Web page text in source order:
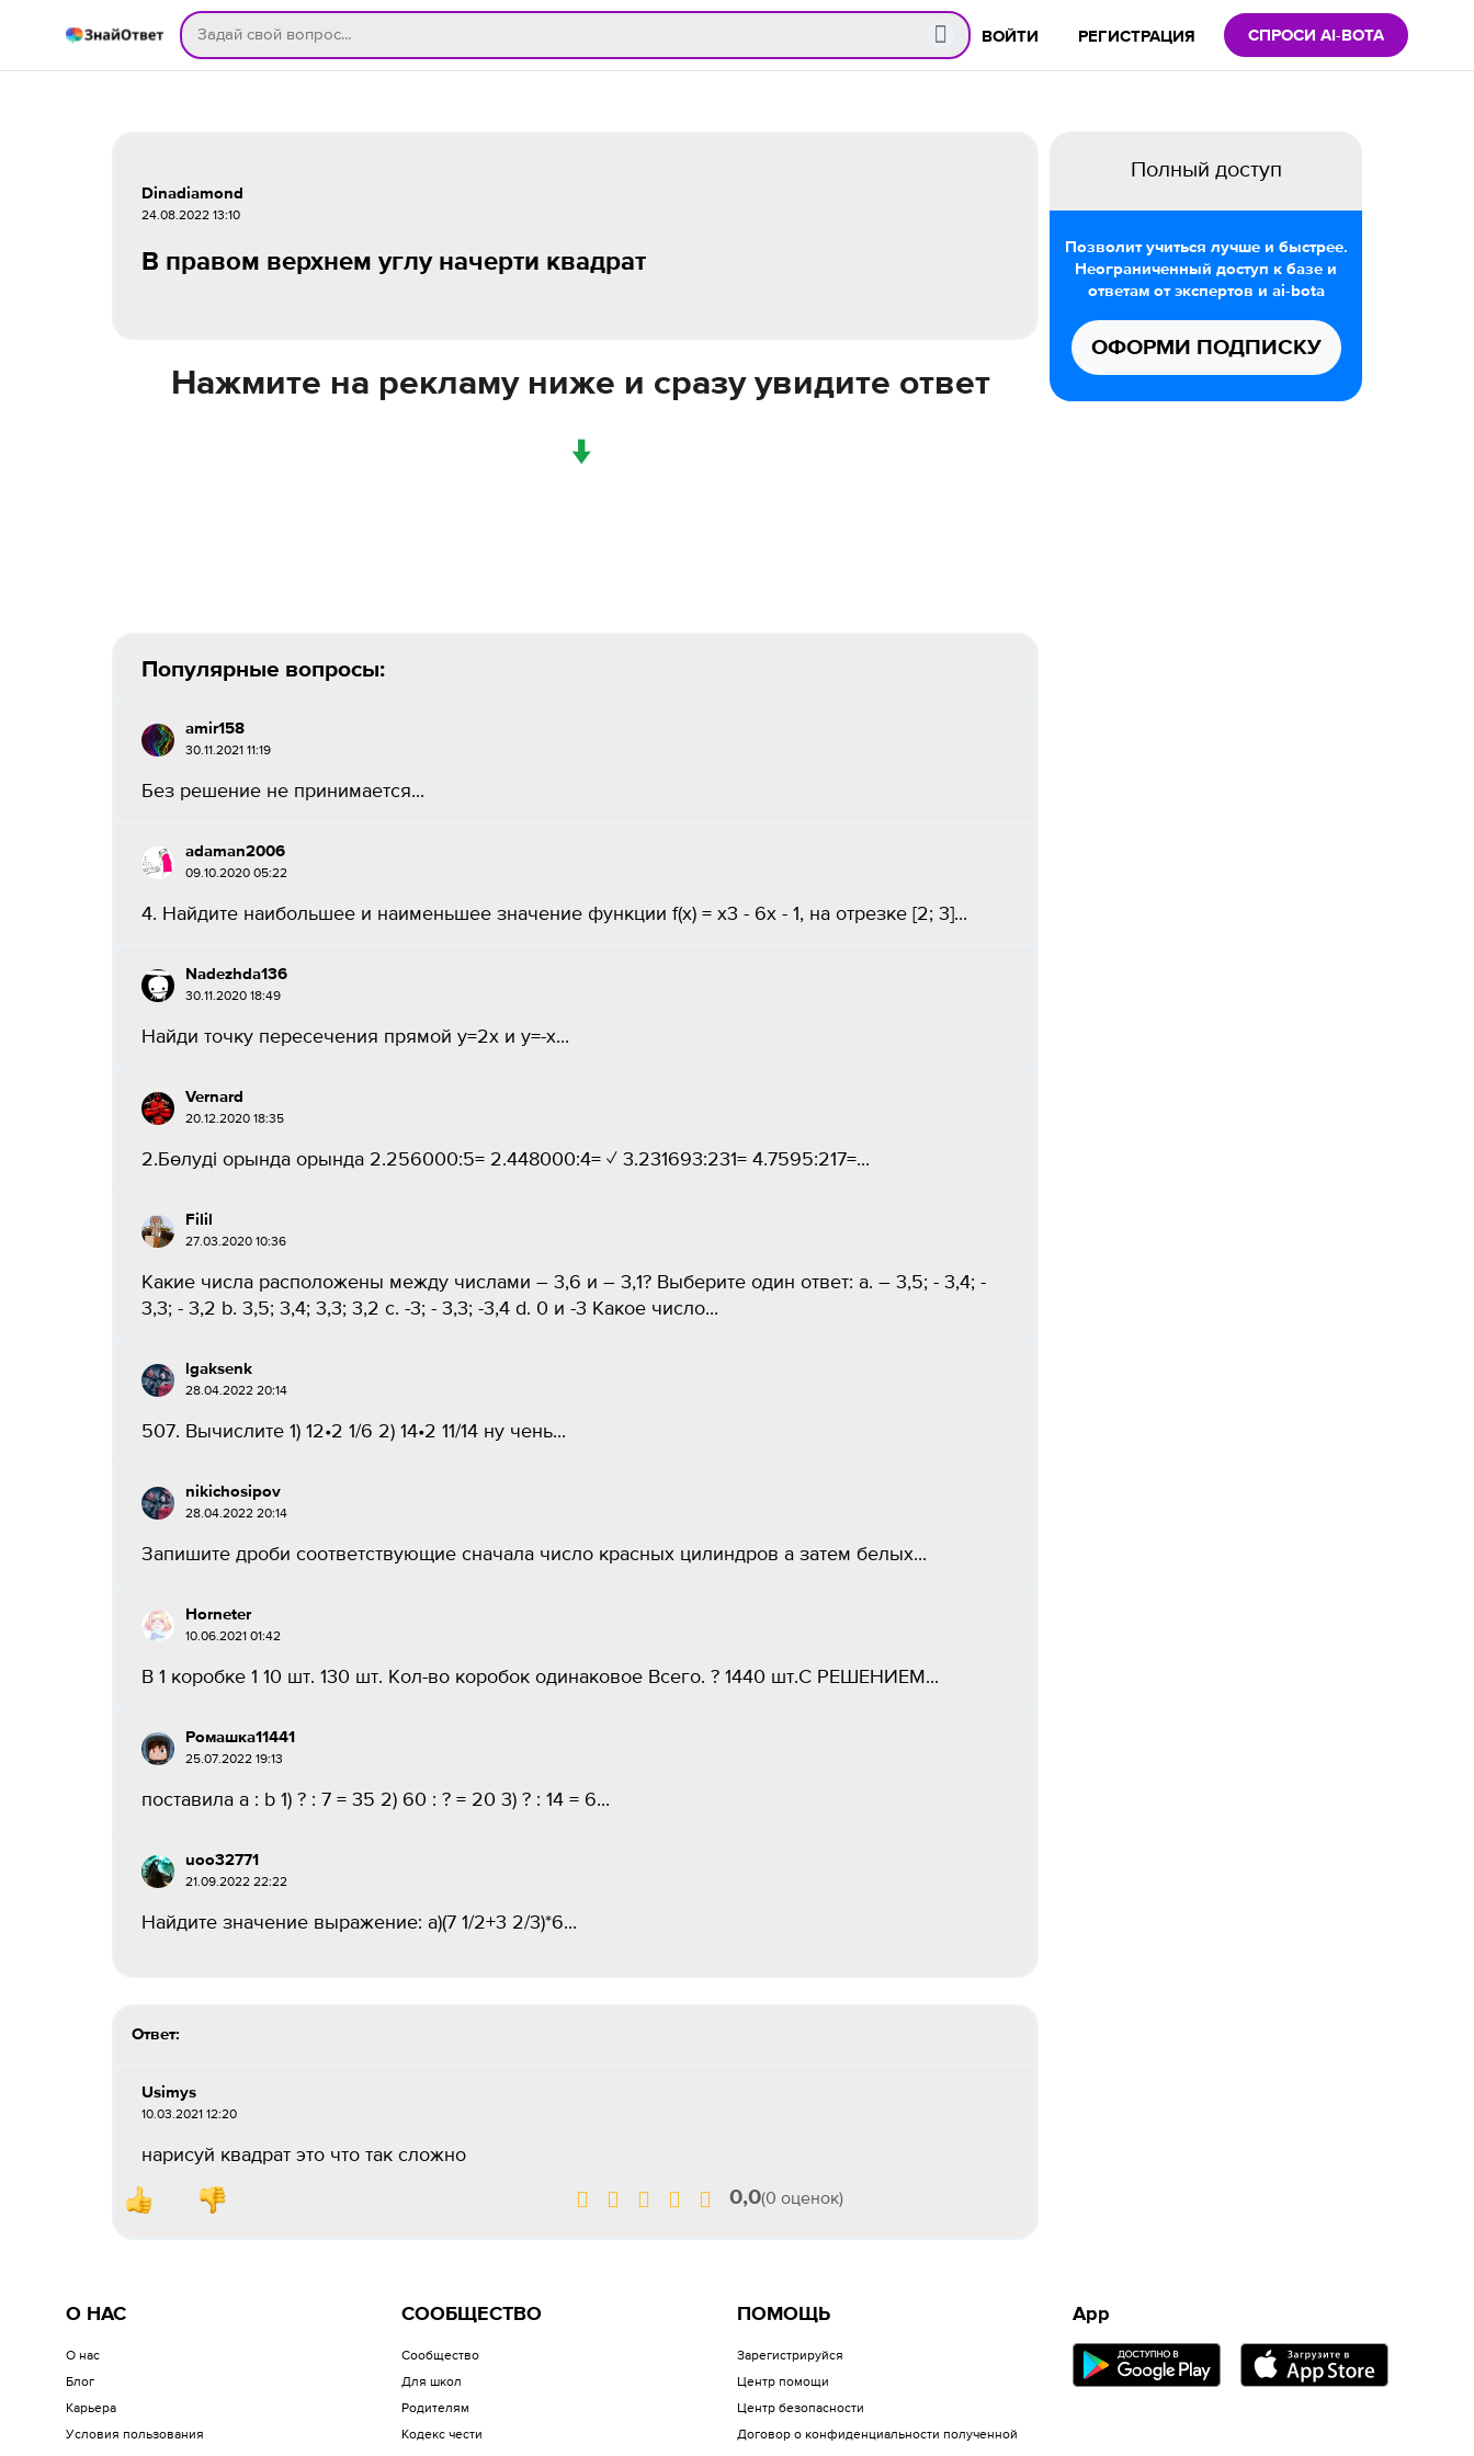
ВОЙТИ РЕГИСТРАЦИЯ СПРОСИ AI-BOTA
Dinadiamond
24.08.2022 13:10
В правом верхнем углу начерти квадрат​
Нажмите на рекламу ниже и сразу увидите ответ
↓
Популярные вопросы:
amir158
30.11.2021 11:19
Без решение не принимается...
adaman2006
09.10.2020 05:22
4. Найдите наибольшее и наименьшее значение функции f(x) = x3 - 6x - 1, на отрезке [2; 3]...
Nadezhda136
30.11.2020 18:49
Найди точку пересечения прямой y=2x и y=-x...
Vernаrd
20.12.2020 18:35
2.Бөлуді орында орында 2.256000:5= 2.448000:4= ✓ 3.231693:231= 4.7595:217=...
Filil
27.03.2020 10:36
Какие числа расположены между числами – 3,6 и – 3,1? Выберите один ответ: a. – 3,5; - 3,4; -
3,3; - 3,2 b. 3,5; 3,4; 3,3; 3,2 c. -3; - 3,3; -3,4 d. 0 и -3 Какое число...
lgaksenk
28.04.2022 20:14
507. Вычислите 1) 12•2 1/6 2) 14•2 11/14 ну чень...
nikichosipov
28.04.2022 20:14
Запишите дроби соответствующие сначала число красных цилиндров а затем белых...
Horneter
10.06.2021 01:42
В 1 коробке 1 10 шт. 130 шт. Кол-во коробок одинаковое Всего. ? 1440 шт.С РЕШЕНИЕМ...
Ромашка11441
25.07.2022 19:13
поставила a : b 1) ? : 7 = 35 2) 60 : ? = 20 3) ? : 14 = 6...
uoo32771
21.09.2022 22:22
Найдите значение выражение: а)(7 1/2+3 2/3)*6...
Ответ:
Usimys
10.03.2021 12:20
нарисуй квадрат это что так сложно
0,0(0 оценок)
Полный доступ
Позволит учиться лучше и быстрее.
Неограниченный доступ к базе и
ответам от экспертов и ai-bota
ОФОРМИ ПОДПИСКУ
О НАС
О нас
Блог
Карьера
Условия пользования
СООБЩЕСТВО
Сообщество
Для школ
Родителям
Кодекс чести
ПОМОЩЬ
Зарегистрируйся
Центр помощи
Центр безопасности
Договор о конфиденциальности полученной
App